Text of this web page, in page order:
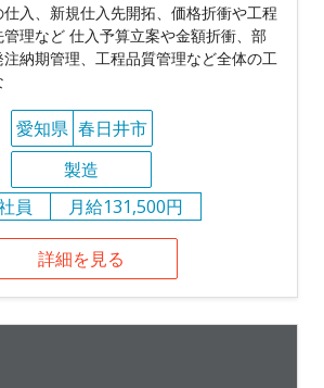
入、新規仕入先開拓、価格折衝や工程
理など 仕入予算立案や金額折衝、部
納期管理、工程品質管理など全体の工
愛知県 春日井市
製造
員
月給131,500円
詳細を見る